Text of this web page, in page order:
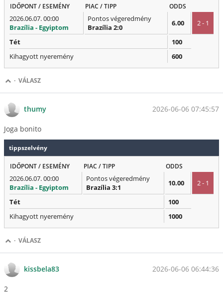
IDŐPONT / ESEMÉNY PIAC / TIPP ODDS
2026.06.07. 00:00
Brazília - Egyiptom
Pontos végeredmény
Brazília 2:0
6.00 2 - 1
Tét
100
Kihagyott nyeremény
600
· VÁLASZ
thumy 2026-06-06 07:45:57
Joga bonito
tippszelvény
IDŐPONT / ESEMÉNY PIAC / TIPP ODDS
2026.06.07. 00:00
Brazília - Egyiptom
Pontos végeredmény
Brazília 3:1
10.00 2 - 1
Tét
100
Kihagyott nyeremény
1000
· VÁLASZ
kissbela83 2026-06-06 06:44:36
2